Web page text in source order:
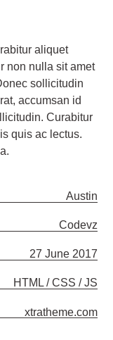
aliquet
non nulla sit amet
sollicitudin
accumsan id
Curabitur
quis ac lectus.
Austin
Codevz
27 June 2017
HTML / CSS / JS
xtratheme.com